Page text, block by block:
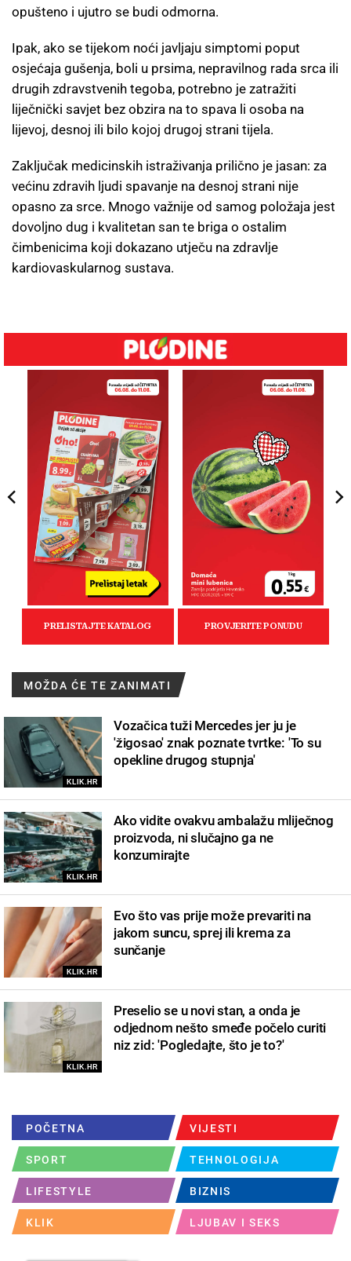
opušteno i ujutro se budi odmorna.
Ipak, ako se tijekom noći javljaju simptomi poput
osjećaja gušenja, boli u prsima, nepravilnog rada srca ili
drugih zdravstvenih tegoba, potrebno je zatražiti
liječnički savjet bez obzira na to spava li osoba na
lijevoj, desnoj ili bilo kojoj drugoj strani tijela.
Zaključak medicinskih istraživanja prilično je jasan: za
većinu zdravih ljudi spavanje na desnoj strani nije
opasno za srce. Mnogo važnije od samog položaja jest
dovoljno dug i kvalitetan san te briga o ostalim
čimbenicima koji dokazano utječu na zdravlje
kardiovaskularnog sustava.
MOŽDA ĆE TE ZANIMATI
KLIK.HR
Vozačica tuži Mercedes jer ju je
'žigosao' znak poznate tvrtke: 'To su
opekline drugog stupnja'
KLIK.HR
Ako vidite ovakvu ambalažu mliječnog
proizvoda, ni slučajno ga ne
konzumirajte
KLIK.HR
Evo što vas prije može prevariti na
jakom suncu, sprej ili krema za
sunčanje
KLIK.HR
Preselio se u novi stan, a onda je
odjednom nešto smeđe počelo curiti
niz zid: 'Pogledajte, što je to?'
POČETNA VIJESTI
SPORT TEHNOLOGIJA
LIFESTYLE BIZNIS
KLIK LJUBAV I SEKS